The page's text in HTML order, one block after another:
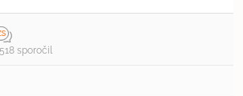
518 sporočil